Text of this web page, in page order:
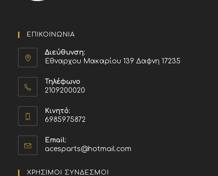
ΕΠΙΚΟΙΝΩΝΙΑ
Διεύθυνση:
Εθναρχου Μακαρίου 139 Δαφνη 17235
Τηλέφωνο
2109200020
Κινητό:
6985975872
Email:
acesparts@hotmail.com
ΧΡΗΣΙΜΟΙ ΣΥΝΔΕΣΜΟΙ